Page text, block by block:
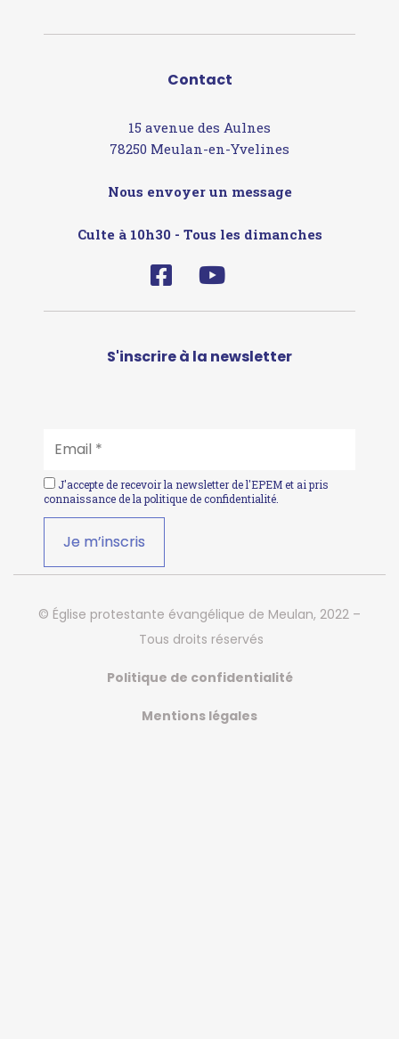
Contact
15 avenue des Aulnes
78250 Meulan-en-Yvelines
Nous envoyer un message
Culte à 10h30 - Tous les dimanches
S'inscrire à la newsletter
J'accepte de recevoir la newsletter de l'EPEM et ai pris
connaissance de la politique de confidentialité
© Église protestante évangélique de Meulan, 2022 –
Tous droits réservés
Politique de confidentialité
Mentions légales